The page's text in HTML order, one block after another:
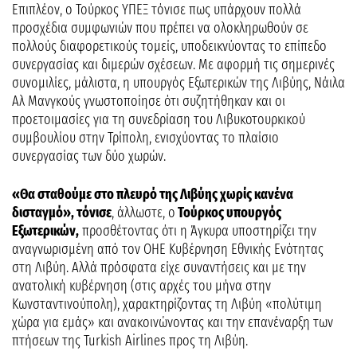
Επιπλέον, ο Τούρκος ΥΠΕΞ τόνισε πως υπάρχουν πολλά
προσχέδια συμφωνιών που πρέπει να ολοκληρωθούν σε
πολλούς διαφορετικούς τομείς, υποδεικνύοντας το επίπεδο
συνεργασίας και διμερών σχέσεων. Με αφορμή τις σημερινές
συνομιλίες, μάλιστα, η υπουργός Εξωτερικών της Λιβύης, Νάιλα
Αλ Μανγκούς γνωστοποίησε ότι συζητήθηκαν και οι
προετοιμασίες για τη συνεδρίαση του Λιβυκοτουρκικού
συμβουλίου στην Τρίπολη, ενισχύοντας το πλαίσιο
συνεργασίας των δύο χωρών.
«Θα σταθούμε στο πλευρό της Λιβύης χωρίς κανένα
δισταγμό», τόνισε, άλλωστε, οΤούρκος υπουργός
Εξωτερικών,προσθέτοντας ότι η Άγκυρα υποστηρίζει την
αναγνωρισμένη από τον ΟΗΕ Κυβέρνηση Εθνικής Ενότητας
στη Λιβύη. Αλλά πρόσφατα είχε συναντήσεις και με την
ανατολική κυβέρνηση (στις αρχές του μήνα στην
Κωνσταντινούπολη), χαρακτηρίζοντας τη Λιβύη «πολύτιμη
χώρα για εμάς» και ανακοινώνοντας και την επανέναρξη των
πτήσεων της Turkish Airlines προς τη Λιβύη.